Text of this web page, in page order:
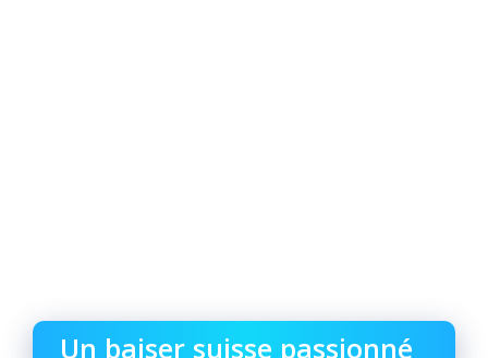
Un baiser suisse passionné